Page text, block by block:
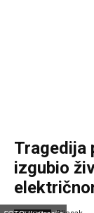
Tragedija
izgubio